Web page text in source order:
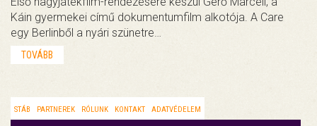
Káin gyermekei című dokumentumfilm alkotója. A Care
egy Berlinből a nyári szünetre…
TOVÁBB
STÁB PARTNEREK RÓLUNK KONTAKT ADATVÉDELEM